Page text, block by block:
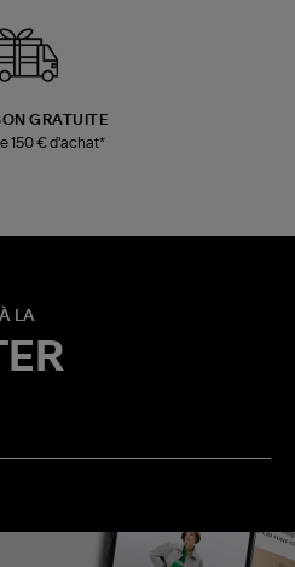
GRATUITE
150 € d'achat*
LA